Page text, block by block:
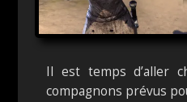
Il est temps d’aller
compagnons prévus